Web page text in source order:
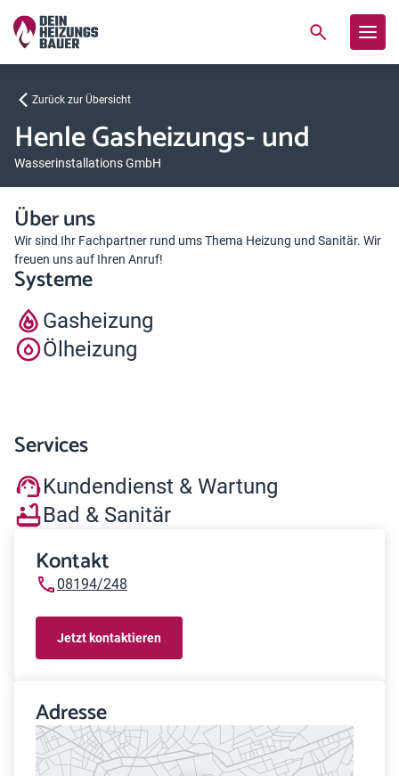
Zurück zur Übersicht
Henle Gasheizungs- und
Wasserinstallations GmbH
Über uns
Wir sind Ihr Fachpartner rund ums Thema Heizung und Sanitär. Wir
freuen uns auf Ihren Anruf!
Systeme
Gasheizung
Ölheizung
Services
Kundendienst & Wartung
Bad & Sanitär
Kontakt
08194/248
Jetzt kontaktieren
Adresse